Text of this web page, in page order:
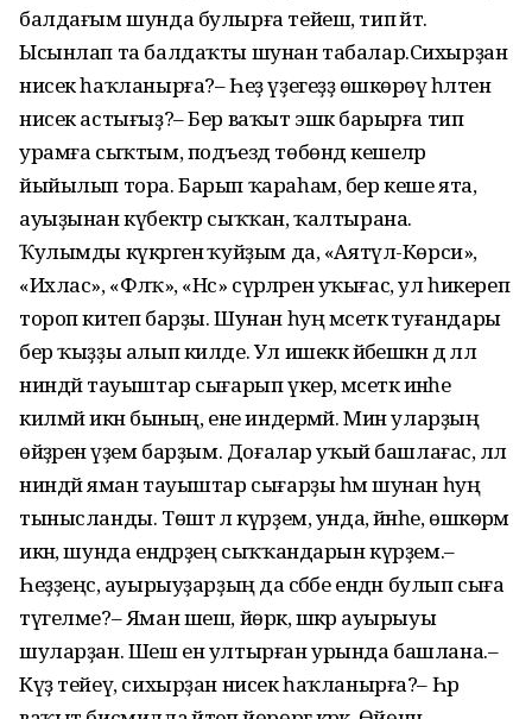
балдағым шунда булырға тейеш, тип әйтә.
Ысынлап та балдаҡты шунан табалар.Сихырҙан
нисек һаҡланырға?– Һеҙ үҙегеҙҙә өшкөрөү һәләтен
нисек астығыҙ?– Бер ваҡыт эшкә барырға тип
урамға сыҡтым, подъезд төбөндә кешеләр
йыйылып тора. Барып ҡараһам, бер кеше ята,
ауыҙынан күбектәр сыҡҡан, ҡалтырана.
Ҡулымды күкрәгенә ҡуйҙым да, «Аятүл-Көрси»,
«Ихлас», «Фәләҡ», «Нәс» сүрәләрен уҡығас, ул һикереп
тороп китеп барҙы. Шунан һуң мәсеткә туғандары
бер ҡыҙҙы алып килде. Ул ишеккә йәбешкән дә әллә
ниндәй тауыштар сығарып үкерә, мәсеткә инәһе
килмәй икән бының, ене индермәй. Мин уларҙың
өйҙәренә үҙем барҙым. Доғалар уҡый башлағас, әллә
ниндәй яман тауыштар сығарҙы һәм шунан һуң
тынысланды. Төштә лә күрҙем, унда, йәнәһе, өшкөрәм
икән, шунда ендәрҙең сыҡҡандарын күрҙем.–
Һеҙҙеңсә, ауырыуҙарҙың да сәбәбе ендән булып сыға
түгелме?– Яман шеш, йөрәк, шәкәр ауырыуы
шуларҙан. Шеш ен ултырған урында башлана.–
Күҙ тейеү, сихырҙан нисек һаҡланырға?– Һәр